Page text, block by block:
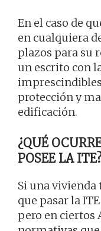
En el caso de
en cualquiera
plazos para su
un escrito con
protección y
edificación.
¿QUÉ
POSEE LA
Si una vivienda
que pasar la
pero en ciertos